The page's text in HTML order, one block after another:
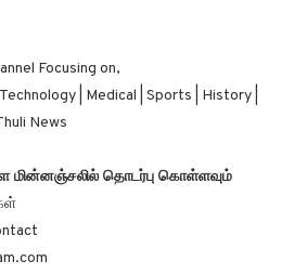
Focusing on,
| Medical | Sports | History |
News
மின்னஞ்சலில் தொடர்பு கொள்ளவும்